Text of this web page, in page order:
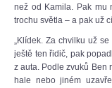
než od Kamila. Pak mu
trochu světla – a pak už
„Klídek. Za chvilku už
ještě ten řidič, pak
z auta. Podle zvuků Ben
hale nebo jiném